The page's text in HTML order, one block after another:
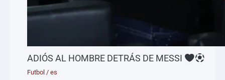
ADIÓS AL HOMBRE DETRÁS DE MESSI
Futbol /es